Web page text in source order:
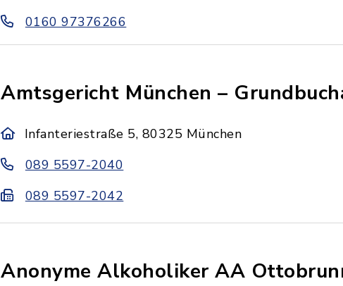
0160 97376266
Amtsgericht München –
Infanteriestraße 5, 80325 München
089 5597-2040
089 5597-2042
Anonyme Alkoholiker AA